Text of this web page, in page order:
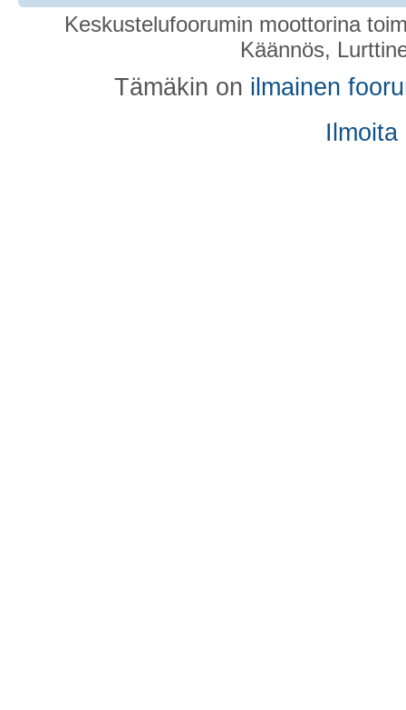
Keskustelufoorumin moottorina
Käännös,
Tämäkin on ilmainen